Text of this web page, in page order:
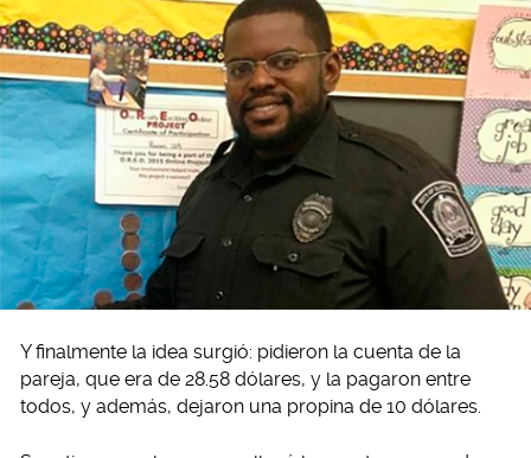
Y finalmente la idea surgió: pidieron la cuenta de la
pareja, que era de 28.58 dólares, y la pagaron entre
todos, y además, dejaron una propina de 10 dólares.